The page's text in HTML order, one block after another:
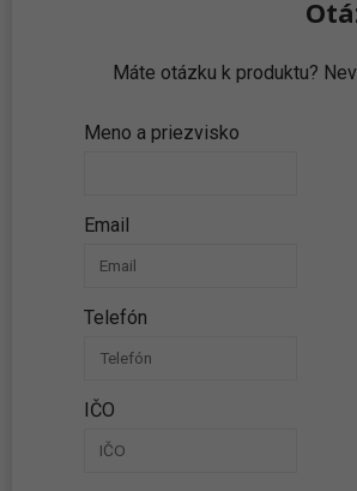
Máte otázku k produktu?
Meno a priezvisko
Email
Telefón
IČO